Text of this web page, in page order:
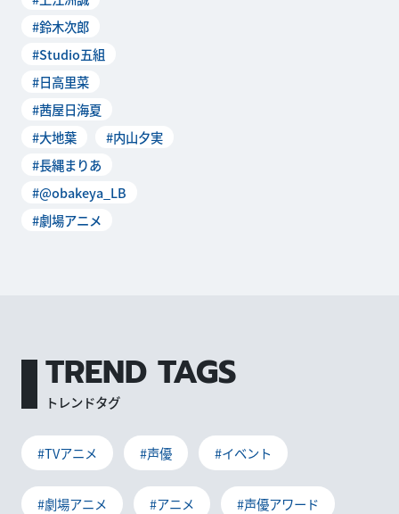
#鈴木次郎
#Studio五組
#日高里菜
#茜屋日海夏
#大地葉
#内山夕実
#長縄まりあ
#@obakeya_LB
#劇場アニメ
TREND TAGS
トレンドタグ
#TVアニメ #声優 #イベント
#劇場アニメ #アニメ #声優アワード